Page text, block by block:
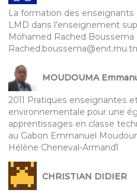
La formation des enseignants
LMD dans l’enseignement
Mohamed Rached Boussema
Rached.boussema@enit.rnu.tn
MOUDOUMA
2011 Pratiques enseignantes
environnementale pour une
apprentissages en classe
au Gabon Emmanuel
Hélène Cheneval-Armand1
CHRISTIAN DIDIER